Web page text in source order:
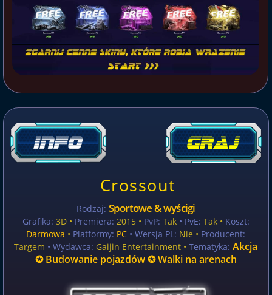
Crossout
Rodzaj: Sportowe & wyścigi
Grafika: 3D • Premiera: 2015 • PvP: Tak• PvE: Tak • Koszt:
Darmowa • Platformy: PC • Wersja PL: Nie • Producent:
Targem • Wydawca: Gaijin Entertainment •Tematyka: Akcja
✪ Budowanie pojazdów ✪ Walki na arenach